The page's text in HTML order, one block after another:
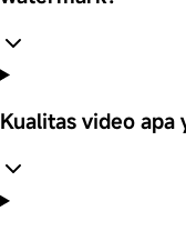
Kualitas video apa